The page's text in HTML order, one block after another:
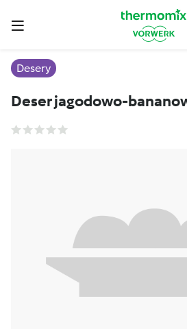
Desery
Deser jagodowo-